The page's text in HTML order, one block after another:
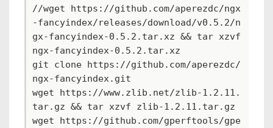
//wget https://github.com/aperezdc/ngx
-fancyindex/releases/download/v0.5.2/n
gx-fancyindex-0.5.2.tar.xz && tar xzvf
ngx-fancyindex-0.5.2.tar.xz
git clone https://github.com/aperezdc/
ngx-fancyindex.git
wget https://www.zlib.net/zlib-1.2.11.
tar.gz && tar xzvf zlib-1.2.11.tar.gz
wget https://github.com/gperftools/gpe